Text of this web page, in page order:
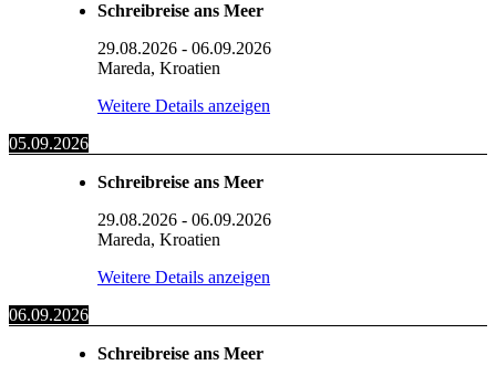
Schreibreise ans Meer
29.08.2026 - 06.09.2026
Mareda, Kroatien
Weitere Details anzeigen
05.09.2026
Schreibreise ans Meer
29.08.2026 - 06.09.2026
Mareda, Kroatien
Weitere Details anzeigen
06.09.2026
Schreibreise ans Meer